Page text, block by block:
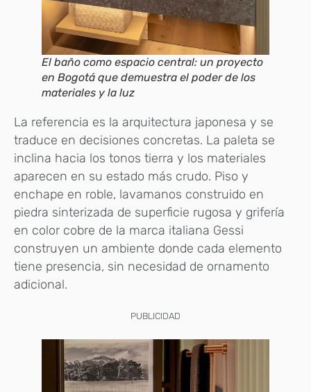
El baño como espacio central: un proyecto
en Bogotá que demuestra el poder de los
materiales y la luz
La referencia es la arquitectura japonesa y se
traduce en decisiones concretas. La paleta se
inclina hacia los tonos tierra y los materiales
aparecen en su estado más crudo. Piso y
enchape en roble, lavamanos construido en
piedra sinterizada de superficie rugosa y grifería
en color cobre de la marca italiana Gessi
construyen un ambiente donde cada elemento
tiene presencia, sin necesidad de ornamento
adicional.
PUBLICIDAD